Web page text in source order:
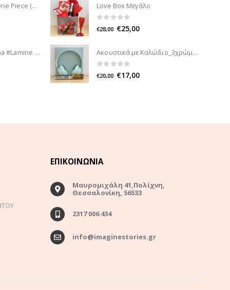
Παγούρι Πλαστικό One Piece (850ml)
Φιγούρα Fc Barcelona #Lamine Yamal (20cm)
Love Box Μεγάλο
out of 5
€28,00 €25,00
Ακουστικά με Καλώδιο_3χρώματα
out of 5
€20,00 €17,00
ΕΠΙΚΟΙΝΩΝΊΑ
Μαυρομιχάλη 41,Πολίχνη,
Θεσσαλονίκη, 56533
2317 006 434
info@imaginestories.gr